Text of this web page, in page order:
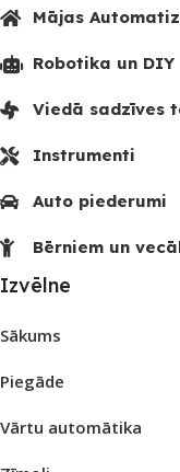
Mājas
Robotika un DIY
Viedā sadzīves
Instrumenti
Auto piederumi
Bērniem un
Izvēlne
Sākums
Piegāde
Vārtu automātika